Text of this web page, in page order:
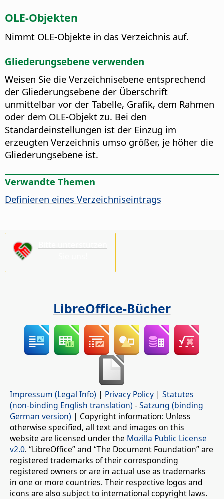
OLE-Objekten
Nimmt OLE-Objekte in das Verzeichnis auf.
Gliederungsebene verwenden
Weisen Sie die Verzeichnisebene entsprechend
der Gliederungsebene der Überschrift
unmittelbar vor der Tabelle, Grafik, dem Rahmen
oder dem OLE-Objekt zu. Bei den
Standardeinstellungen ist der Einzug im
erzeugten Verzeichnis umso größer, je höher die
Gliederungsebene ist.
Verwandte Themen
Definieren eines Verzeichniseintrags
LibreOffice-Bücher
Impressum (Legal Info) | Privacy Policy | Statutes
(non-binding English translation) -Satzung (binding
German version) | Copyright information: Unless
otherwise specified, all text and images on this
website are licensed under the Mozilla Public License
v2.0. “LibreOffice” and “The Document Foundation” are
registered trademarks of their corresponding
registered owners or are in actual use as trademarks
in one or more countries. Their respective logos and
icons are also subject to international copyright laws.